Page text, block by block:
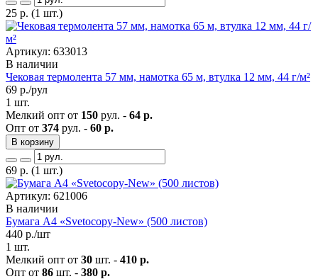
25 р. (1 шт.)
Артикул: 633013
В наличии
Чековая термолента 57 мм, намотка 65 м, втулка 12 мм, 44 г/м²
69 р./рул
1 шт.
Мелкий опт от 150 рул. - 64 р.
Опт от 374 рул. - 60 р.
В корзину
69 р. (1 шт.)
Артикул: 621006
В наличии
Бумага А4 «Svetocopy-New» (500 листов)
440 р./шт
1 шт.
Мелкий опт от 30 шт. - 410 р.
Опт от 86 шт. - 380 р.